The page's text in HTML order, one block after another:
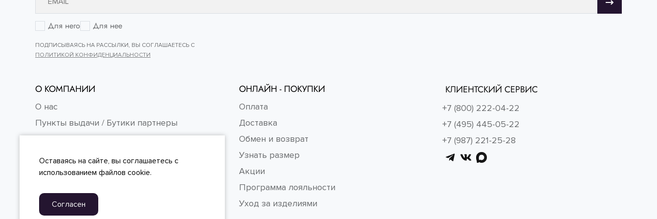
Для него Для нее
ПОДПИСЫВАЯСЬ НА РАССЫЛКИ, ВЫ СОГЛАШАЕТЕСЬ С
ПОЛИТИКОЙ КОНФИДЕНЦИАЛЬНОСТИ
О КОМПАНИИ
О нас
Пункты выдачи / Бутики партнеры
Контакты
FAQ
ОНЛАЙН - ПОКУПКИ
Оплата
Доставка
Обмен и возврат
Узнать размер
Акции
Программа лояльности
Уход за изделиями
КЛИЕНТСКИЙ СЕРВИС
+7 (800) 222-04-22
+7 (495) 445-05-22
+7 (987) 221-25-28
Оставаясь на сайте, вы соглашаетесь с
использованием файлов cookie.
Согласен